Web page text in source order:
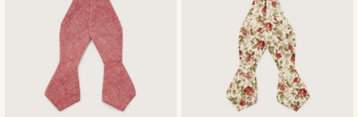
Preço mais alto